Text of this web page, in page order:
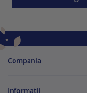
Compania
Informaţii